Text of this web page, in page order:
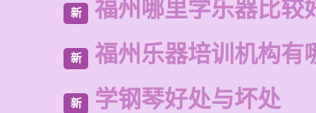
新 福州哪里学乐器比较
新 福州乐器培训机构有
新 学钢琴好处与坏处